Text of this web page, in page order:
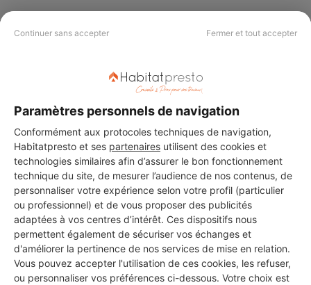
Continuer sans accepter Fermer et tout accepter
Paramètres personnels de navigation
Conformément aux protocoles techniques de navigation,
Habitatpresto et ses partenaires utilisent des cookies et
technologies similaires afin d’assurer le bon fonctionnement
technique du site, de mesurer l’audience de nos contenus, de
personnaliser votre expérience selon votre profil (particulier
ou professionnel) et de vous proposer des publicités
adaptées à vos centres d’intérêt. Ces dispositifs nous
permettent également de sécuriser vos échanges et
d'améliorer la pertinence de nos services de mise en relation.
Vous pouvez accepter l'utilisation de ces cookies, les refuser,
ou personnaliser vos préférences ci-dessous. Votre choix est
PAS LE TEMPS DE
CHERCHER ?
Vous souhaitez réaliser des travaux et ne savez quel professionnel
choisir ? Demandez des devis travauxauprès de notre réseau de 5 000
professionnels partout en France.
DEMANDER UN DEVIS